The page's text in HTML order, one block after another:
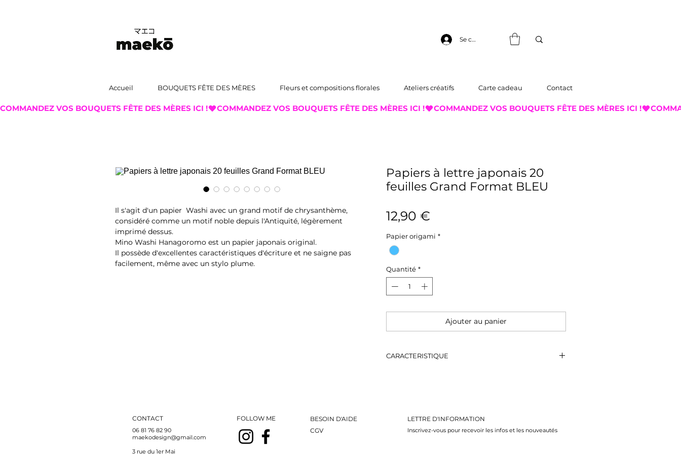
Se connecter
Accueil BOUQUETS FÊTE DES MÈRES Fleurs et compositions florales Ateliers créatifs Carte cadeau Contact
Il s'agit d'un papier Washi avec un grand motif de chrysanthème,
considéré comme un motif noble depuis l'Antiquité, légèrement
imprimé dessus.
Mino Washi Hanagoromo est un papier japonais original.
Il possède d'excellentes caractéristiques d'écriture et ne saigne pas
facilement, même avec un stylo plume.
Papiers à lettre japonais 20
feuilles Grand Format BLEU
12,90 €
Papier origami *
Quantité *
Ajouter au panier
CARACTERISTIQUE
*Avec papier ligné
*Taille de l'emballage (H212 x L157 x P4
COMMANDEZ VOS BOUQUETS FÊTE DES MÈRES ICI !
CONTACT
06 81 76 82 90
maekodesign@gmail.com
3 rue du 1er Mai
FOLLOW ME
BESOIN D'AIDE
CGV
LETTRE D'INFORMATION
Inscrivez-vous pour recevoir les infos et les nouveautés